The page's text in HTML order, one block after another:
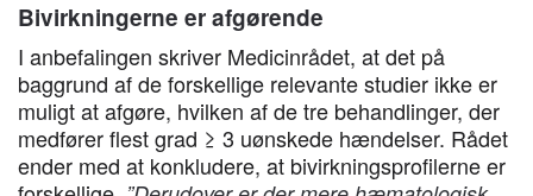
Bivirkningerne er afgørende
I anbefalingen skriver Medicinrådet, at det på
baggrund af de forskellige relevante studier ikke er
muligt at afgøre, hvilken af de tre behandlinger, der
medfører flest grad ≥ 3 uønskede hændelser. Rådet
ender med at konkludere, at bivirkningsprofilerne er